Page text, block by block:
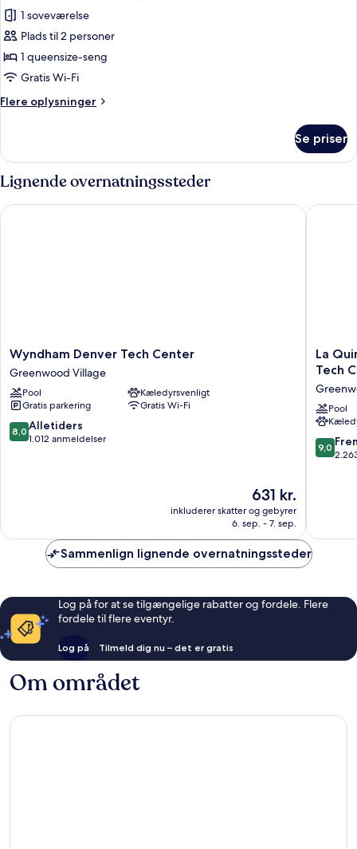
billeder
af
Suite
-
1
queensize-
1 soveværelse
Plads til 2 personer
1 queensize-seng
Gratis Wi-Fi
Flere oplysninger
Flere
-
1
queensize-
seng
Se priser
Lignende overnatningssteder
Wyndham
Denver
Tech
Center
Greenwood
Village
Wyndham Denver Tech Center
Greenwood Village
Pool
Kæledyrsvenligt
Gratis parkering
Gratis Wi-Fi
8.0
ud
8,0 Alletiders
1.012 anmeldelser
Prisen
631 kr.
631 kr.
inkluderer skatter og gebyrer
6. sep. - 7. sep.
Wyndham Denver Tech Center
La
Quinta
&
Suites
by
Denver
La
Tech
Pool
9.0
ud
9,0
La
Sammenlign lignende overnatningssteder
Log på for at se tilgængelige rabatter og fordele. Flere
fordele til flere eventyr.
Log på Tilmeld dig nu – det er gratis
Om området